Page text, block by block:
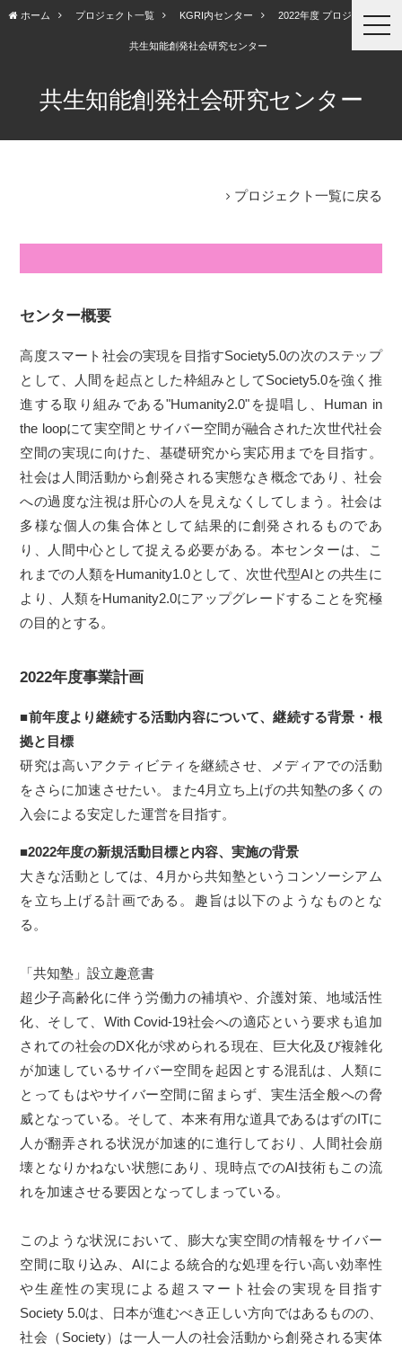
ホーム プロジェクト一覧 KGRI内センター 2022年度 プロジェクト
共生知能創発社会研究センター
共生知能創発社会研究センター
プロジェクト一覧に戻る
センター概要
高度スマート社会の実現を目指すSociety5.0の次のステップ
として、人間を起点とした枠組みとしてSociety5.0を強く推
進する取り組みである"Humanity2.0"を提唱し、Human in
the loopにて実空間とサイバー空間が融合された次世代社会
空間の実現に向けた、基礎研究から実応用までを目指す。
社会は人間活動から創発される実態なき概念であり、社会
への過度な注視は肝心の人を見えなくしてしまう。社会は
多様な個人の集合体として結果的に創発されるものであ
り、人間中心として捉える必要がある。本センターは、こ
れまでの人類をHumanity1.0として、次世代型AIとの共生に
より、人類をHumanity2.0にアップグレードすることを究極
の目的とする。
2022年度事業計画
■前年度より継続する活動内容について、継続する背景・根
拠と目標
研究は高いアクティビティを継続させ、メディアでの活動
をさらに加速させたい。また4月立ち上げの共知塾の多くの
入会による安定した運営を目指す。
■2022年度の新規活動目標と内容、実施の背景
大きな活動としては、4月から共知塾というコンソーシアム
を立ち上げる計画である。趣旨は以下のようなものとな
る。
「共知塾」設立趣意書
超少子高齢化に伴う労働力の補填や、介護対策、地域活性
化、そして、With Covid-19社会への適応という要求も追加
されての社会のDX化が求められる現在、巨大化及び複雑化
が加速しているサイバー空間を起因とする混乱は、人類に
とってもはやサイバー空間に留まらず、実生活全般への脅
威となっている。そして、本来有用な道具であるはずのITに
人が翻弄される状況が加速的に進行しており、人間社会崩
壊となりかねない状態にあり、現時点でのAI技術もこの流
れを加速させる要因となってしまっている。
このような状況において、膨大な実空間の情報をサイバー
空間に取り込み、AIによる統合的な処理を行い高い効率性
や生産性の実現による超スマート社会の実現を目指す
Society 5.0は、日本が進むべき正しい方向ではあるものの、
社会（Society）は一人一人の社会活動から創発される実体